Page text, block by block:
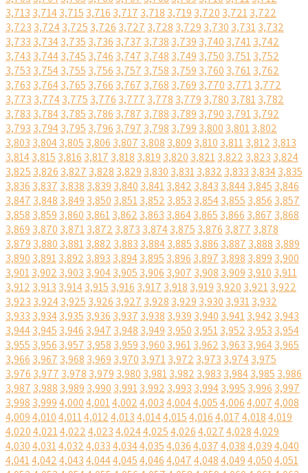
3,713 3,7143,715 3,716 3,717 3,718 3,719 3,720 3,7213,722
3,723 3,7243,725 3,726 3,727 3,728 3,729 3,730 3,7313,732
3,733 3,7343,735 3,736 3,737 3,738 3,739 3,740 3,7413,742
3,743 3,7443,745 3,746 3,747 3,748 3,749 3,750 3,7513,752
3,753 3,7543,755 3,756 3,757 3,758 3,759 3,760 3,7613,762
3,763 3,7643,765 3,766 3,767 3,768 3,769 3,770 3,7713,772
3,773 3,7743,775 3,776 3,777 3,778 3,779 3,780 3,7813,782
3,783 3,7843,785 3,786 3,787 3,788 3,789 3,790 3,7913,792
3,793 3,7943,795 3,796 3,797 3,798 3,799 3,800 3,8013,802
3,803 3,8043,805 3,806 3,807 3,808 3,809 3,810 3,8113,812 3,813
3,8143,815 3,816 3,817 3,818 3,819 3,820 3,8213,822 3,823 3,824
3,825 3,826 3,827 3,828 3,829 3,830 3,8313,832 3,833 3,8343,835
3,836 3,837 3,838 3,839 3,840 3,8413,842 3,843 3,8443,845 3,846
3,847 3,848 3,849 3,850 3,8513,852 3,853 3,8543,855 3,856 3,857
3,858 3,859 3,860 3,8613,862 3,863 3,8643,865 3,866 3,867 3,868
3,869 3,870 3,8713,872 3,873 3,8743,875 3,876 3,877 3,878
3,879 3,880 3,8813,882 3,883 3,8843,885 3,886 3,887 3,888 3,889
3,890 3,8913,892 3,893 3,8943,895 3,896 3,897 3,898 3,899 3,900
3,9013,902 3,903 3,9043,905 3,906 3,907 3,908 3,909 3,910 3,911
3,912 3,913 3,9143,915 3,916 3,917 3,918 3,919 3,920 3,9213,922
3,923 3,9243,925 3,926 3,927 3,928 3,929 3,930 3,9313,932
3,933 3,9343,935 3,936 3,937 3,938 3,939 3,940 3,9413,942 3,943
3,9443,945 3,946 3,947 3,948 3,949 3,950 3,9513,952 3,953 3,954
3,955 3,956 3,957 3,958 3,959 3,960 3,9613,962 3,963 3,9643,965
3,966 3,967 3,968 3,969 3,970 3,9713,972 3,973 3,9743,975
3,976 3,977 3,978 3,979 3,980 3,9813,982 3,983 3,9843,985 3,986
3,987 3,988 3,989 3,990 3,9913,992 3,993 3,9943,995 3,996 3,997
3,998 3,9994,0004,0014,0024,0034,0044,0054,0064,0074,008
4,0094,0104,0114,0124,0134,0144,0154,0164,0174,0184,019
4,0204,0214,0224,0234,0244,0254,0264,0274,0284,029
4,0304,0314,0324,0334,0344,0354,0364,0374,0384,0394,040
4,0414,0424,0434,0444,0454,0464,0474,0484,0494,0504,051